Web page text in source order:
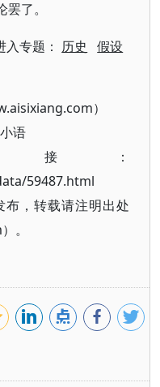
了。
专题： 历史 假设
）
语
：
59487.html
，转载请注明出处
。